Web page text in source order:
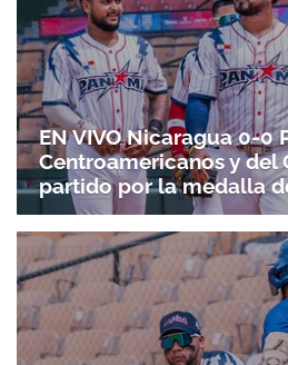
EN VIVO Nicaragua 0-0
Centroamericanos y del
partido por la medalla